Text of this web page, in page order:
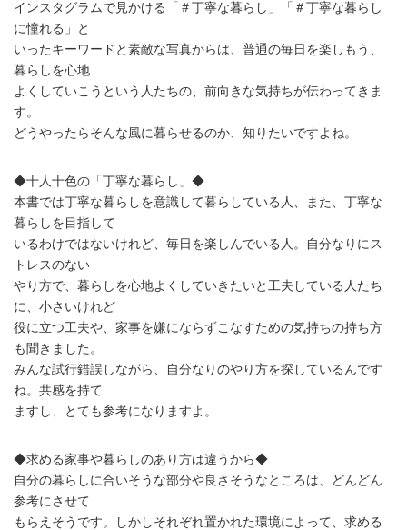
インスタグラムで見かける「＃丁寧な暮らし」「＃丁寧な暮らし
に憧れる」と
いったキーワードと素敵な写真からは、普通の毎日を楽しもう、
暮らしを心地
よくしていこうという人たちの、前向きな気持ちが伝わってきま
す。
どうやったらそんな風に暮らせるのか、知りたいですよね。
◆十人十色の「丁寧な暮らし」◆
本書では丁寧な暮らしを意識して暮らしている人、また、丁寧な
暮らしを目指して
いるわけではないけれど、毎日を楽しんでいる人。自分なりにス
トレスのない
やり方で、暮らしを心地よくしていきたいと工夫している人たち
に、小さいけれど
役に立つ工夫や、家事を嫌にならずこなすための気持ちの持ち方
も聞きました。
みんな試行錯誤しながら、自分なりのやり方を探しているんです
ね。共感を持て
ますし、とても参考になりますよ。
◆求める家事や暮らしのあり方は違うから◆
自分の暮らしに合いそうな部分や良さそうなところは、どんどん
参考にさせて
もらえそうです。しかしそれぞれ置かれた環境によって、求める